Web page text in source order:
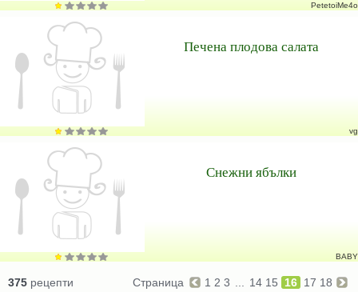
PetetoiMe4o
Печена плодова салата
vg
Снежни ябълки
BABY
375 рецепти Страница 1 2 3 14 15 16 17 18